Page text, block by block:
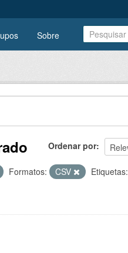
Sobre
Ordenar por
Formatos: CSV Etiquetas: